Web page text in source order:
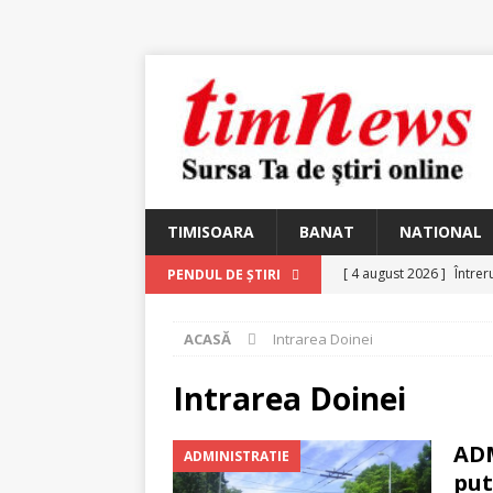
TIMISOARA BANAT NATIONAL
PENDUL DE ȘTIRI [ 4 august 2026 ]
25 martie 1926 – fugit
[ 2 august 2026 ]
Ungureanu,
ACASĂ Intrarea Doinei
Intrarea Doinei
ADMINISTRATIE